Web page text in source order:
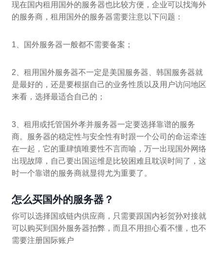
现在国内租用国外的服务器也比较方便，企业可以找海外
的服务商，租用国外的服务器需要注意以下问题：
1、国外服务器一般都不需要备案；
2、租用国外服务器不一定是美国服务器、韩国服务器就
是最好的，还是要根据自己的业务性质以及用户访问地区
来看，选择最适合自己的；
3、租用或托管国外孝并服务器一定要选择靠谱的服务
商。服务器的稳定性与安全性有时跟一个公司的命运牵连
在一起，它的重肆慎唯要性不言而喻，万一出现国外网络
出现故障，自己要出国运维是比较困难且耽误时间了，这
时一个靠谱的服务商就显得尤为重要了。
怎么买国外的服务器？
你可以选择国或链内供应商，只需要跟国内衫贺孙对接就
可以购买到国外服务器拍弊，而且不用担心看不懂，也不
需要注册国际账户